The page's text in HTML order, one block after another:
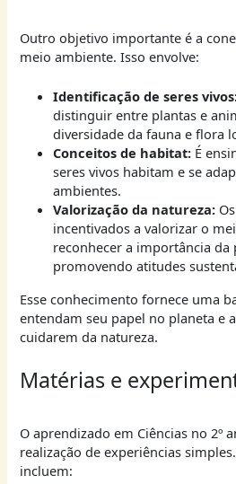
Outro objetivo importante é a
meio ambiente. Isso envolve:
Identificação de seres
distinguir entre plantas e
diversidade da fauna e flora
Conceitos de habitat:É
seres vivos habitam e se
ambientes.
Valorização da natureza:Os
incentivados a valorizar o
reconhecer a importância da
promovendo atitudes
Esse conhecimento fornece uma
entendam seu papel no planeta e
cuidarem da natureza.
Matérias e
O aprendizado em Ciências no 2º
realização de experiências
incluem: